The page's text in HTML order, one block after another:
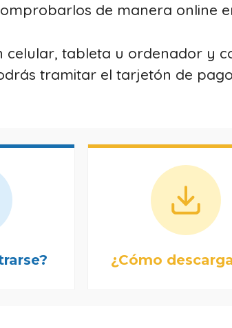
de manera online
celular, tableta u ordenador y
tramitar el tarjetón de
¿Cómo